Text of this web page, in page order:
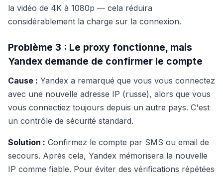
la vidéo de 4K à 1080p — cela réduira
considérablement la charge sur la connexion.
Problème 3 : Le proxy fonctionne, mais
Yandex demande de confirmer le compte
Cause : Yandex a remarqué que vous vous connectez
avec une nouvelle adresse IP (russe), alors que vous
vous connectiez toujours depuis un autre pays. C'est
un contrôle de sécurité standard.
Solution : Confirmez le compte par SMS ou email de
secours. Après cela, Yandex mémorisera la nouvelle
IP comme fiable. Pour éviter des vérifications répétées